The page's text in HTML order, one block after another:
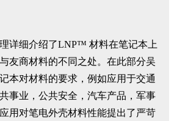
详细介绍了LNP™ 材料在笔记本上
友商材料的不同之处。在此部分吴
本对材料的要求，例如应用于交通
事业，公共安全，汽车产品，军事
用对笔电外壳材料性能提出了严苛